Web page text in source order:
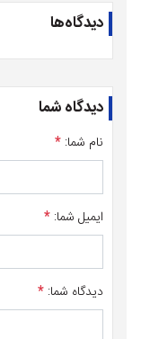
دیدگاه‌ها
دیدگاه شما
نام شما:*
ایمیل شما:*
دیدگاه شما:*